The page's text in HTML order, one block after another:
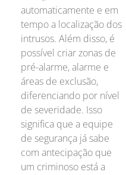
automaticamente e em
tempo a localização dos
intrusos. Além disso, é
possível criar zonas de
pré-alarme, alarme e
áreas de exclusão,
diferenciando por nível
de severidade. Isso
significa que a equipe
de segurança já sabe
com antecipação que
um criminoso está a